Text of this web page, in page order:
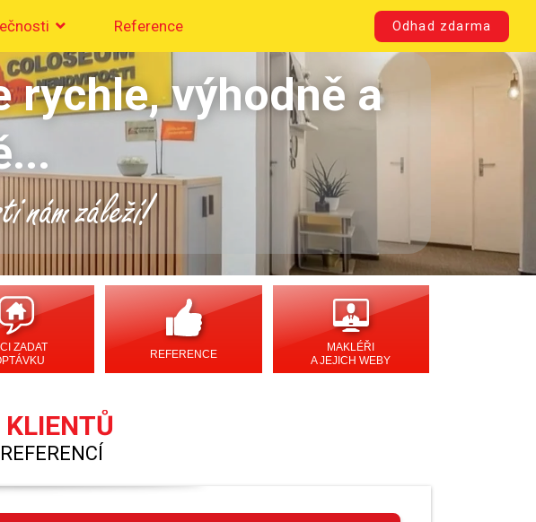
Reference Odhad zdarma
rychle, výhodně a
nám záleží!
ZADAT
REFERENCE
MAKLÉŘI
A JEJICH WEBY
KLIENTŮ